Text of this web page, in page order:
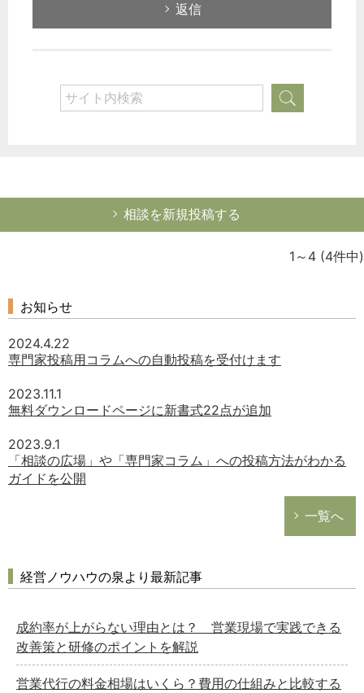
返信
相談を新規投稿する
1～4 (4件中)
お知らせ
2024.4.22
専門家投稿用コラムへの自動投稿を受付けます
2023.11.1
無料ダウンロードページに新書式22点が追加
2023.9.1
「相談の広場」や「専門家コラム」への投稿方法がわかる
ガイドを公開
一覧へ
経営ノウハウの泉より最新記事
成約率が上がらない理由とは？ 営業現場で実践できる
改善策と研修のポイントを解説
営業代行の料金相場はいくら？費用の仕組みと比較する